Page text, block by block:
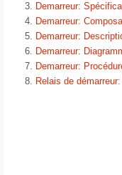
Demarreur:
Demarreur:
Demarreur:
Demarreur:
Demarreur:
Relais de